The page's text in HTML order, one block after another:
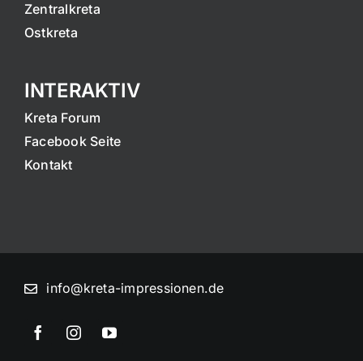
Zentralkreta
Ostkreta
INTERAKTIV
Kreta Forum
Facebook Seite
Kontakt
info@kreta-impressionen.de